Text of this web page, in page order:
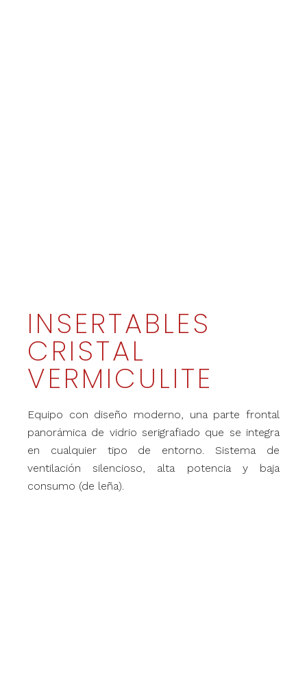
INSERTABLES
CRISTAL
VERMICULITE
Equipo con diseño moderno, una parte frontal
panorámica de vidrio serigrafiado que se integra
en cualquier tipo de entorno. Sistema de
ventilación silencioso, alta potencia y baja
consumo (de leña).